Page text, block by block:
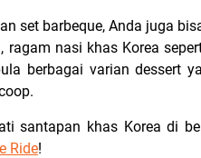
set barbeque, Anda juga
ragam nasi khas Korea
berbagai varian dessert
santapan khas Korea di
Ride!